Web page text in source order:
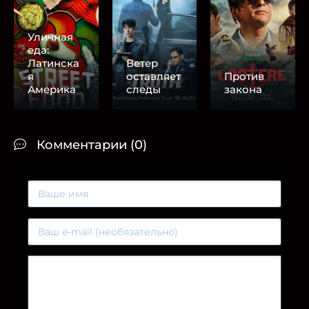
Уличная
еда:
Латинска
я
Америка
Ветер
оставляет
следы
Против
закона
Комментарии (0)